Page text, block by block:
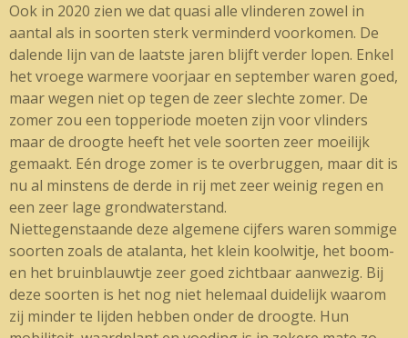
Ook in 2020 zien we dat quasi alle vlinderen zowel in
aantal als in soorten sterk verminderd voorkomen. De
dalende lijn van de laatste jaren blijft verder lopen. Enkel
het vroege warmere voorjaar en september waren goed,
maar wegen niet op tegen de zeer slechte zomer. De
zomer zou een topperiode moeten zijn voor vlinders
maar de droogte heeft het vele soorten zeer moeilijk
gemaakt. Eén droge zomer is te overbruggen, maar dit is
nu al minstens de derde in rij met zeer weinig regen en
een zeer lage grondwaterstand.
Niettegenstaande deze algemene cijfers waren sommige
soorten zoals de atalanta, het klein koolwitje, het boom-
en het bruinblauwtje zeer goed zichtbaar aanwezig. Bij
deze soorten is het nog niet helemaal duidelijk waarom
zij minder te lijden hebben onder de droogte. Hun